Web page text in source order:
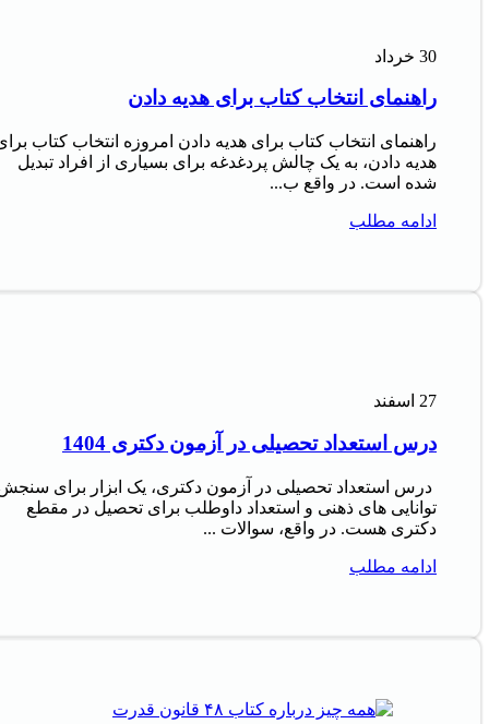
30 خرداد
راهنمای انتخاب کتاب برای هدیه دادن
راهنمای انتخاب کتاب برای هدیه دادن امروزه انتخاب کتاب
هدیه دادن، به یک چالش پردغدغه برای بسیاری از افراد تبدیل
شده است. در واقع ب...
ادامه مطلب
27 اسفند
درس استعداد تحصیلی در آزمون دکتری 1404
درس استعداد تحصیلی در آزمون دکتری، یک ابزار برای
توانایی های ذهنی و استعداد داوطلب برای تحصیل در مقطع
دکتری هست. در واقع، سوالات ...
ادامه مطلب